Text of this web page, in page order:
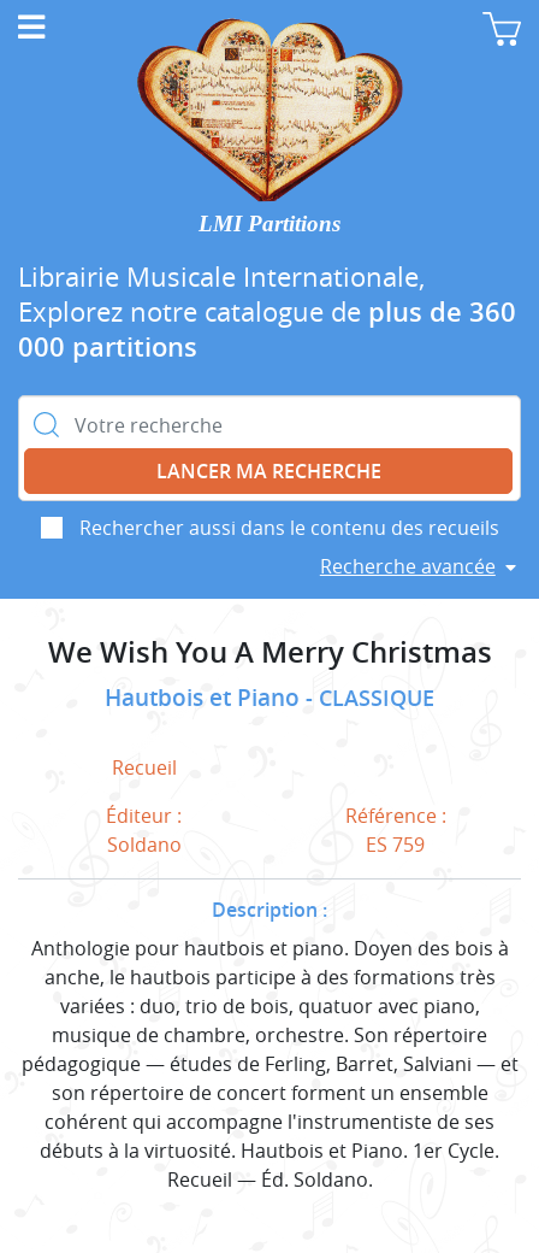
LMI Partitions
Librairie Musicale Internationale,
Explorez notre catalogue de plus de 360
000 partitions
Rechercher :
Rechercher aussi dans le contenu des recueils
Recherche avancée
We Wish You A Merry Christmas
Hautbois et Piano CLASSIQUE
Recueil
Éditeur :
Soldano
Référence :
ES 759
Description :
Anthologie pour hautbois et piano. Doyen des bois à
anche, le hautbois participe à des formations très
variées : duo, trio de bois, quatuor avec piano,
musique de chambre, orchestre. Son répertoire
pédagogique — études de Ferling, Barret, Salviani — et
son répertoire de concert forment un ensemble
cohérent qui accompagne l'instrumentiste de ses
débuts à la virtuosité. Hautbois et Piano. 1er Cycle.
Recueil — Éd. Soldano.